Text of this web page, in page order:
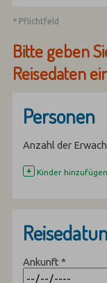
* Pflichtfeld
Bitte geben
Reisedaten
Personen
Anzahl der
+ Kinder hinzufügen
Ankunft*